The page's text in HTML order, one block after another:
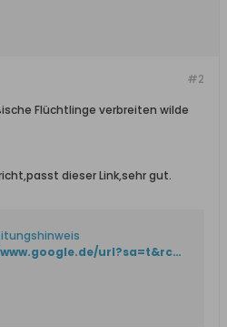
#2
Flüchtlinge verbreiten wilde
dieser Link,sehr gut.
https://www.google.de/url?sa=t&rct=j&q=&esrc=s&source=web&cd=2&cad=rja&uact=8&ved=0ahUKEwiJpJDhz63PAhWrJZoKHWRmBM4QFggkMAE&url=http%3A%2F%2Fdoku.zentrum-gegen-vertreibung.de%2Farchiv%2Foderneisse1%2Fkapitel-6-1-1-9-3.htm&usg=AFQjCNGFG9xY9rg-LuWZtUGxzhYzAawwZg